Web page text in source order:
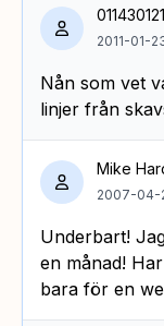
011430121
2011-01-
Nån som vet
linjer från
Mike
2007-04-
Underbart!
en månad!
bara för en